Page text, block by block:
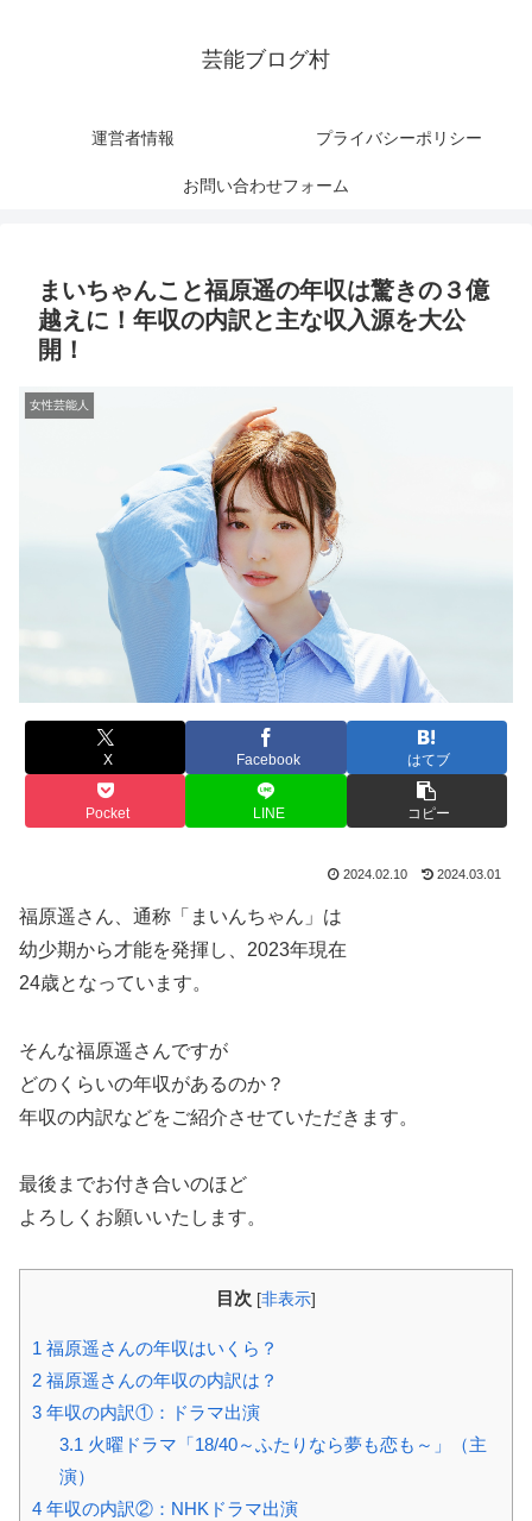
芸能ブログ村
運営者情報 プライバシーポリシー
お問い合わせフォーム
まいちゃんこと福原遥の年収は驚きの３億
越えに！年収の内訳と主な収入源を大公
開！
女性芸能人
X Facebook はてブ
Pocket LINE コピー
2024.02.10 2024.03.01
福原遥さん、通称「まいんちゃん」は
幼少期から才能を発揮し、2023年現在
24歳となっています。
そんな福原遥さんですが
どのくらいの年収があるのか？
年収の内訳などをご紹介させていただきます。
最後までお付き合いのほど
よろしくお願いいたします。
目次 [非表示]
1 福原遥さんの年収はいくら？
2 福原遥さんの年収の内訳は？
3 年収の内訳①：ドラマ出演
3.1 火曜ドラマ「18/40～ふたりなら夢も恋も～」（主
演）
4 年収の内訳②：NHKドラマ出演